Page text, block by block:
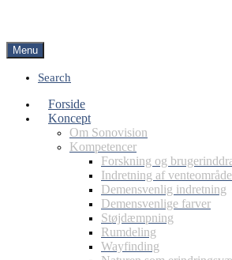
Menu
Search
Forside
Koncept
Om Sonovision
Kompetencer
Forskning og
Indretning af
Demensvenlig indretning
Demensvenlige farver
Støjdæmpning
Rumdeling
Wayfinding